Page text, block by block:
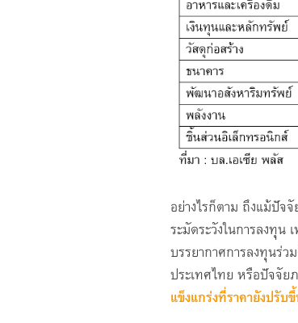
อย่างไรก็ตาม ถึงแม้ปัจ
ระมัดระวังในการลงทุน
บรรยากาศการลงทุนร่ว
ประเทศไทย หรือปัจจัย
แข็งแกร่งที่ราคายังปรับ